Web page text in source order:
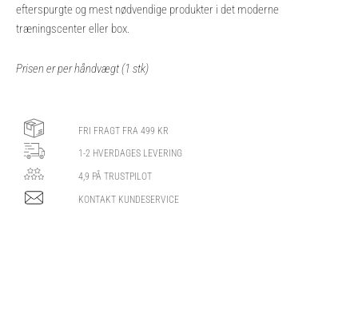
efterspurgte og mest nødvendige produkter i det moderne
træningscenter eller box.
Prisen er per håndvægt (1 stk)
FRI FRAGT FRA 499 KR
1-2 HVERDAGES LEVERING
4,9 PÅ TRUSTPILOT
KONTAKT KUNDESERVICE